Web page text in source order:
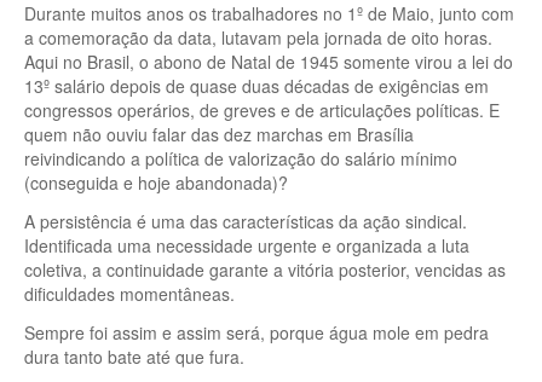
Durante muitos anos os trabalhadores no 1º de Maio, junto com
a comemoração da data, lutavam pela jornada de oito horas.
Aqui no Brasil, o abono de Natal de 1945 somente virou a lei do
13º salário depois de quase duas décadas de exigências em
congressos operários, de greves e de articulações políticas. E
quem não ouviu falar das dez marchas em Brasília
reivindicando a política de valorização do salário mínimo
(conseguida e hoje abandonada)?
A persistência é uma das características da ação sindical.
Identificada uma necessidade urgente e organizada a luta
coletiva, a continuidade garante a vitória posterior, vencidas as
dificuldades momentâneas.
Sempre foi assim e assim será, porque água mole em pedra
dura tanto bate até que fura.